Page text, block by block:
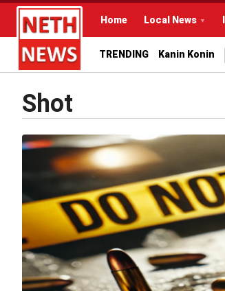
Home Local News
TRENDING Kanin Konin
Shot